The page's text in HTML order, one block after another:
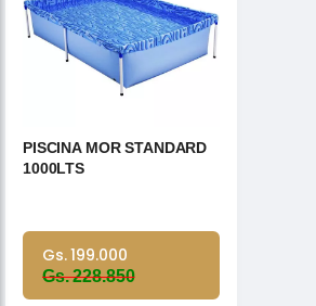
PISCINA MOR STANDARD
1000LTS
Gs. 199.000
Gs. 228.850